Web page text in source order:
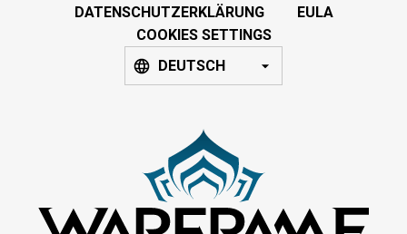
DATENSCHUTZERKLÄRUNG
EULA
COOKIES SETTINGS
DEUTSCH